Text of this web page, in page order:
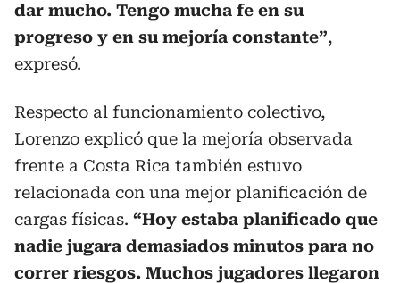
dar mucho. Tengo mucha fe en su
progreso y en su mejoría constante”,
expresó.
Respecto al funcionamiento colectivo,
Lorenzo explicó que la mejoría observada
frente a Costa Rica también estuvo
relacionada con una mejor planificación de
cargas físicas. “Hoy estaba planificado que
nadie jugara demasiados minutos para no
correr riesgos. Muchos jugadores llegaron